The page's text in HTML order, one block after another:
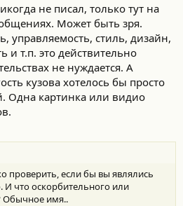
не писал, только тут на
Может быть зря.
управляемость, стиль, дизайн,
и т.п. это действительно
не нуждается. А
кузова хотелось бы просто
Одна картинка или видио
проверить, если бы вы являлись
И что оскорбительного или
Обычное имя..